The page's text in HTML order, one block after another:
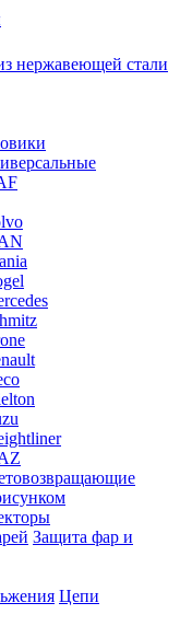
нержавеющей стали
Защита фар и
Цепи